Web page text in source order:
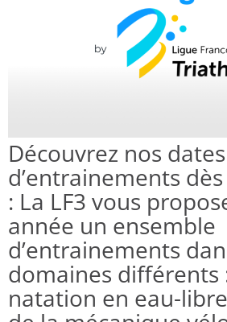
Découvrez nos dates
d’entrainements
: La LF3 vous
année un ensemble
d’entrainements
domaines
natation en eau-